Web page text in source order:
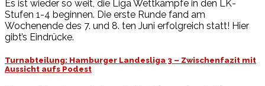
Es ist wieder so weit, die Liga Wettkämpfe in den LK-
Stufen 1-4 beginnen. Die erste Runde fand am
Wochenende des 7. und 8. ten Juni erfolgreich statt! Hier
gibt’s Eindrücke.
Turnabteilung: Hamburger Landesliga 3 – Zwischenfazit mit
Aussicht aufs Podest